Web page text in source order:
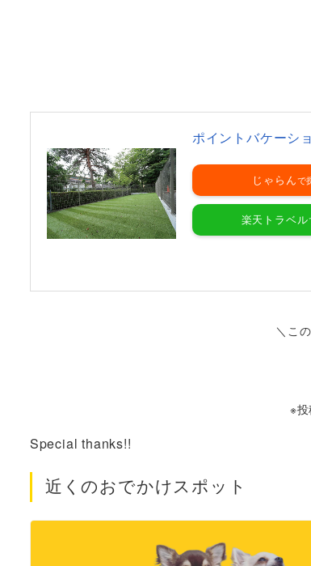
ポイントバケーシ
じゃらん
楽天トラベル
＼こ
※
Special thanks!!
近くのおでかけスポット